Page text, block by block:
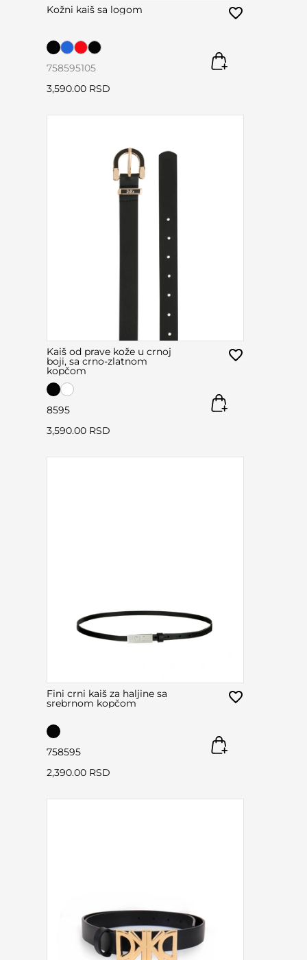
Kožni kaiš sa logom
758595105
3,590.00 RSD
Kaiš od prave kože u crnoj
boji, sa crno-zlatnom
kopčom
8595
3,590.00 RSD
Fini crni kaiš za haljine sa
srebrnom kopčom
758595
2,390.00 RSD